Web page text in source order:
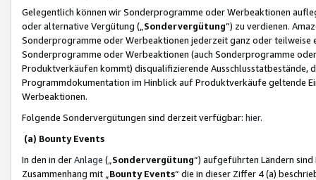
Gelegentlich können wir Sonderprogramme oder Werbeaktionen
oder alternative Vergütung („ Sondervergütung”) zu verdienen.
Sonderprogramme oder Werbeaktionen jederzeit ganz oder
Sonderprogramme oder Werbeaktionen (auch Sonderprogramme
Produktverkäufen kommt) disqualifizierende Ausschlusstatbestände,
Programmdokumentation im Hinblick auf Produktverkäufe geltende
Werbeaktionen.
Folgende Sondervergütungen sind derzeit verfügbar: hier.
(a) Bounty Events
In den in derAnlage („ Sondervergütung“) aufgeführten Ländern
Zusammenhang mit „ Bounty Events“ die in dieser Ziffer 4 (a)